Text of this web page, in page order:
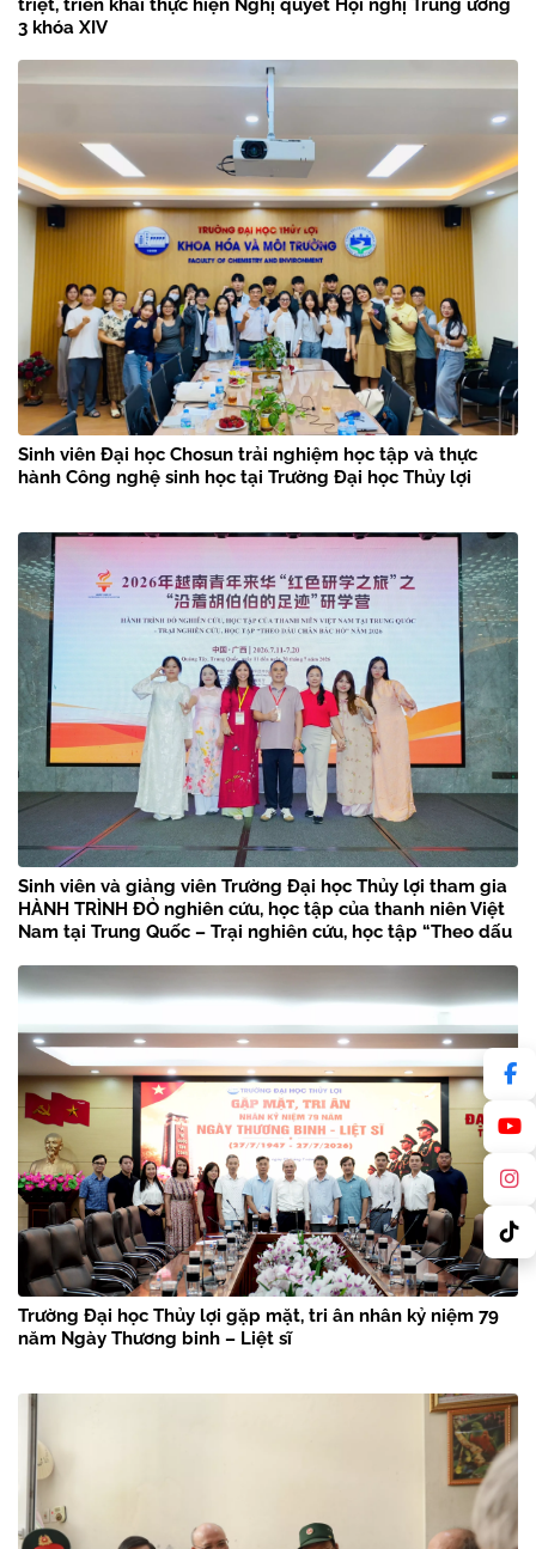
triệt, triển khai thực hiện Nghị quyết Hội nghị Trung ương
3 khóa XIV
Sinh viên Đại học Chosun trải nghiệm học tập và thực
hành Công nghệ sinh học tại Trường Đại học Thủy lợi
Sinh viên và giảng viên Trường Đại học Thủy lợi tham gia
HÀNH TRÌNH ĐỎ nghiên cứu, học tập của thanh niên Việt
Nam tại Trung Quốc – Trại nghiên cứu, học tập “Theo dấu
Trường Đại học Thủy lợi gặp mặt, tri ân nhân kỷ niệm 79
năm Ngày Thương binh – Liệt sĩ